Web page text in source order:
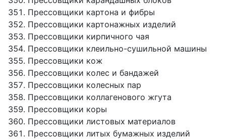
Прессовщики картона и фибры
Прессовщики картонажных изделий
Прессовщики кирпичного чая
Прессовщики клеильно-сушильной машины
Прессовщики кож
Прессовщики колес и бандажей
Прессовщики колесных пар
Прессовщики коллагенового жгута
Прессовщики коры
Прессовщики листовых материалов
Прессовщики литых бумажных изделий